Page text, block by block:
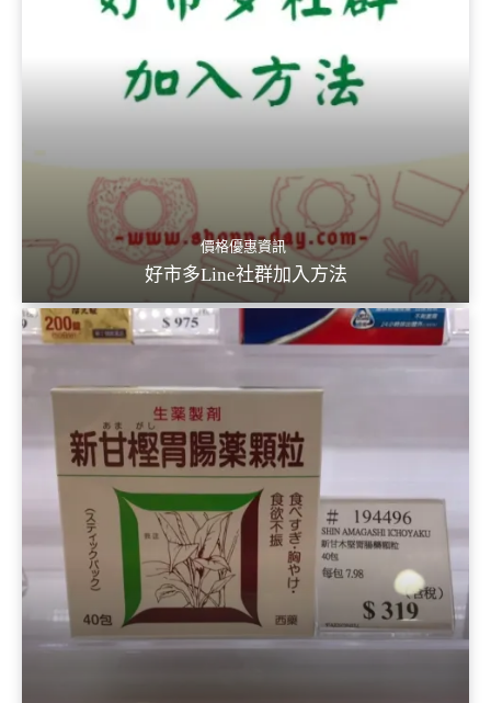
價格優惠資訊
好市多Line社群加入方法